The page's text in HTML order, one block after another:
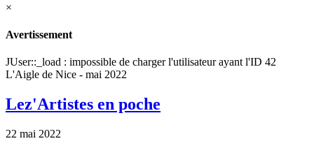
×
Avertissement
JUser::_load : impossible de charger l'utilisateur ayant l'ID 42
L'Aigle de Nice - mai 2022
Lez'Artistes en poche
22 mai 2022